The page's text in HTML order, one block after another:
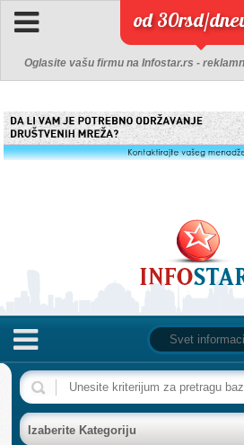
od 30rsd/
Oglasite vašu firmu na Infostar.rs -
NASLOVNA
BAZA FIRMI
Izaberite Kategoriju